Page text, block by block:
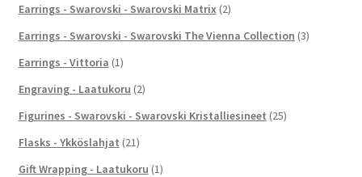
Earrings - Swarovski - Swarovski Matrix (2)
Earrings - Swarovski - Swarovski The Vienna Collection (3)
Earrings - Vittoria (1)
Engraving - Laatukoru (2)
Figurines - Swarovski - Swarovski Kristalliesineet (25)
Flasks - Ykköslahjat (21)
Gift Wrapping - Laatukoru (1)